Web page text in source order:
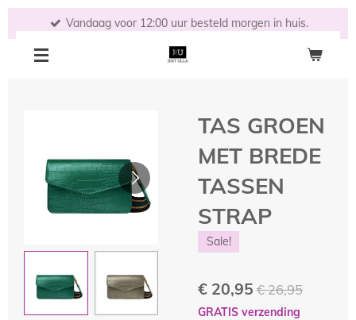
direct
Vandaag voor 12:00 uur besteld morgen in huis.
TAS GROEN
MET BREDE
TASSEN
STRAP
Sale!
€ 20,95 € 26,95
GRATIS verzending